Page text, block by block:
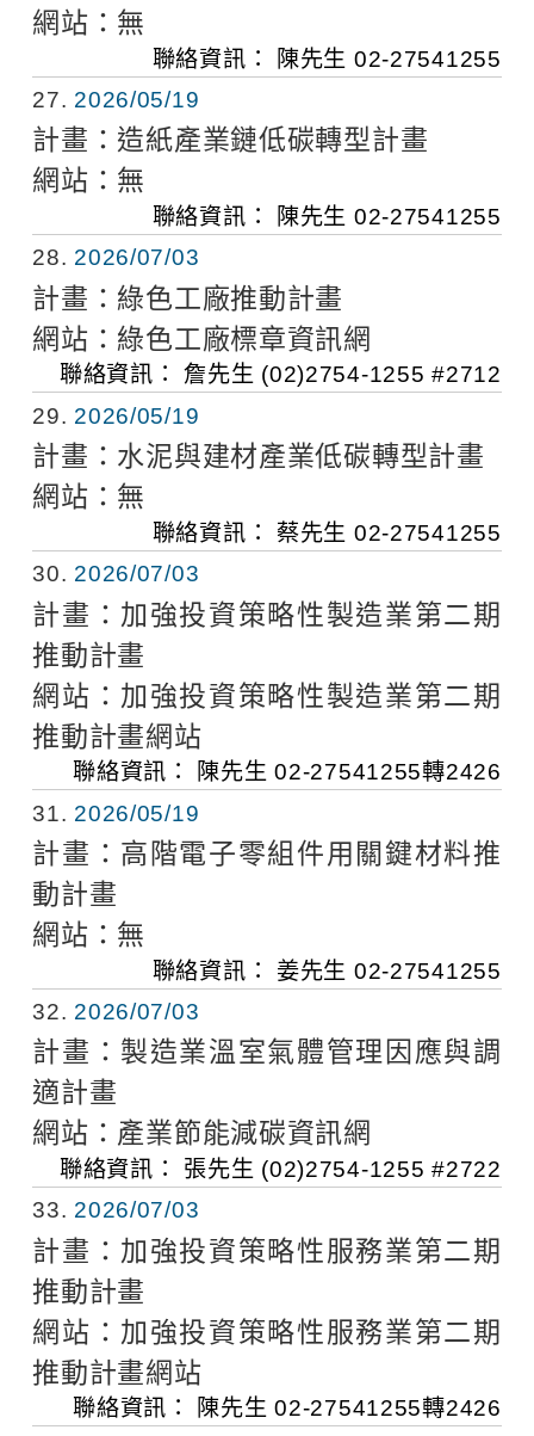
網站： 無
聯絡資訊： 陳先生 02-27541255
27
2026/05/19
計畫： 造紙產業鏈低碳轉型計畫
網站： 無
聯絡資訊： 陳先生 02-27541255
28
2026/07/03
計畫： 綠色工廠推動計畫
網站： 綠色工廠標章資訊網
聯絡資訊：詹先生 (02)2754-1255 #2712
29
2026/05/19
計畫： 水泥與建材產業低碳轉型計畫
網站： 無
聯絡資訊： 蔡先生 02-27541255
30
2026/07/03
計畫： 加強投資策略性製造業第二期
推動計畫
網站： 加強投資策略性製造業第二期
推動計畫網站
聯絡資訊： 陳先生02-27541255轉2426
31
2026/05/19
計畫： 高階電子零組件用關鍵材料推
動計畫
網站： 無
聯絡資訊： 姜先生 02-27541255
32
2026/07/03
計畫： 製造業溫室氣體管理因應與調
適計畫
網站： 產業節能減碳資訊網
聯絡資訊： 張先生 (02)2754-1255 #2722
33
2026/07/03
計畫： 加強投資策略性服務業第二期
推動計畫
網站： 加強投資策略性服務業第二期
推動計畫網站
聯絡資訊： 陳先生02-27541255轉2426